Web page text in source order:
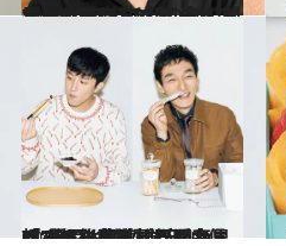
2021.12.15
パンサー向井さん「#むかいの喋り方」 初のリスナーイベントは ノートに書いた5年分の想いを公開
カルチャー
2025.12.10
「みんな考えすぎだと思います」草彅剛が明かす“贈りもの哲学”と、信頼する後輩・杉野遥亮へ“黒豆”を贈った理由
カルチャー